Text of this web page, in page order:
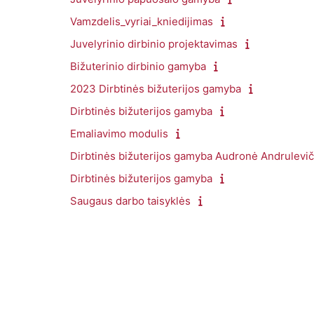
Vamzdelis_vyriai_kniedijimas
Juvelyrinio dirbinio projektavimas
Bižuterinio dirbinio gamyba
2023 Dirbtinės bižuterijos gamyba
Dirbtinės bižuterijos gamyba
Emaliavimo modulis
Dirbtinės bižuterijos gamyba Audronė
Dirbtinės bižuterijos gamyba
Saugaus darbo taisyklės